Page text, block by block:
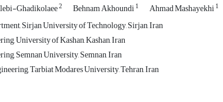
Ghadikolaee2 Behnam Akhoundi1 Ahmad Mashayekhi1
Sirjan University of Technology, Sirjan, Iran
University of Kashan, Kashan, Iran
Semnan University, Semnan, Iran
Tarbiat Modares University, Tehran, Iran